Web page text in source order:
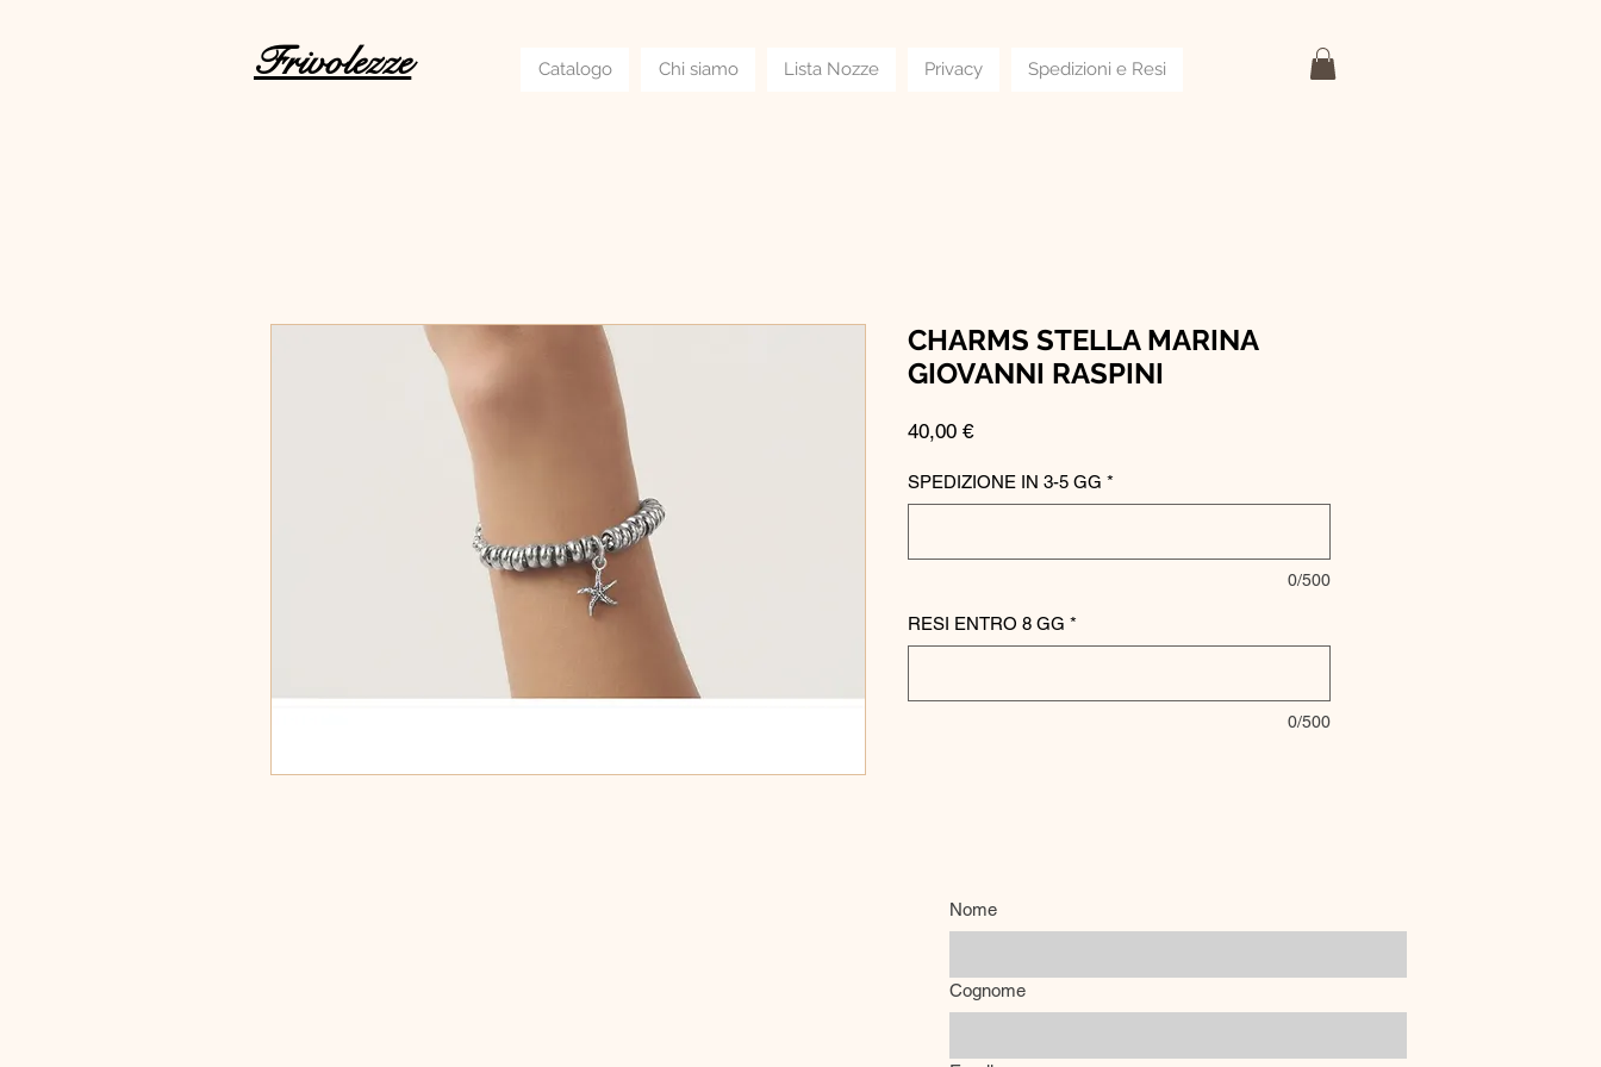
Frivolezze Catalogo Chi siamo Lista Nozze Privacy Spedizioni e Resi
CHARMS STELLA MARINA
GIOVANNI RASPINI
40,00 €Prezzo
SPEDIZIONE IN 3-5 GG *
0/500
RESI ENTRO 8 GG *
0/500
Nome
Cognome